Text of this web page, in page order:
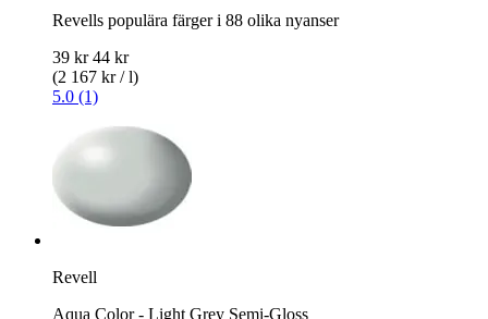
Revells populära färger i 88 olika nyanser
39 kr 44 kr
(2 167 kr / l)
5.0 (1)
Revell
Aqua Color - Light Grey Semi-Gloss